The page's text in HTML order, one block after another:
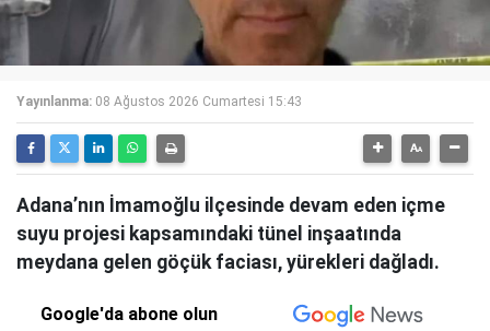
Yayınlanma: 08 Ağustos 2026 Cumartesi 15:43
Adana’nın İmamoğlu ilçesinde devam eden içme
suyu projesi kapsamındaki tünel inşaatında
meydana gelen göçük faciası, yürekleri dağladı.
Google'da abone olun